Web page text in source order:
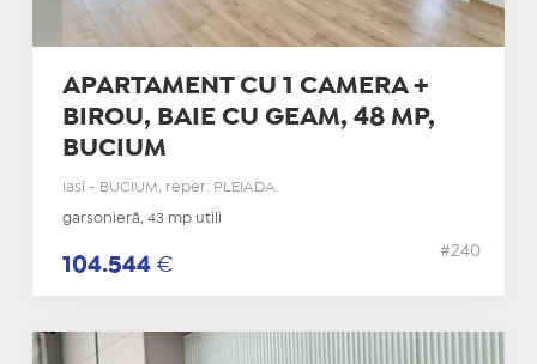
APARTAMENT CU 1 CAMERA +
BIROU, BAIE CU GEAM, 48 MP,
BUCIUM
Iasi - BUCIUM, reper: PLEIADA
garsonieră, 43 mp utili
104.544 €
#240